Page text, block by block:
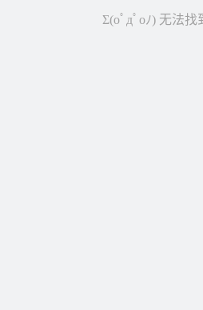
Σ(oﾟдﾟoﾉ) 无法找